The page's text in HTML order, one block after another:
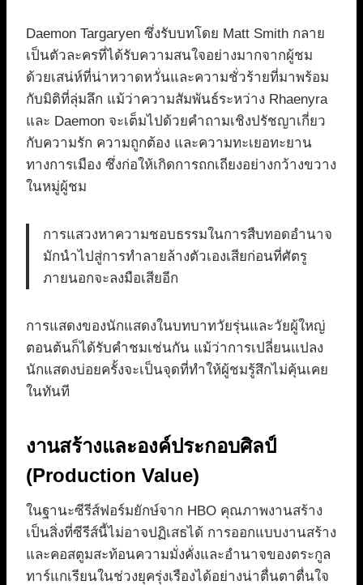
Daemon Targaryen ซึ่งรับบทโดย Matt Smith กลาย
เป็นตัวละครที่ได้รับความสนใจอย่างมากจากผู้ชม
ด้วยเสน่ห์ที่น่าหวาดหวั่นและความชั่วร้ายที่มาพร้อม
กับมิติที่ลุ่มลึก แม้ว่าความสัมพันธ์ระหว่าง Rhaenyra
และ Daemon จะเต็มไปด้วยคำถามเชิงปรัชญาเกี่ยว
กับความรัก ความถูกต้อง และความทะเยอทะยาน
ทางการเมือง ซึ่งก่อให้เกิดการถกเถียงอย่างกว้างขวาง
ในหมู่ผู้ชม
การแสวงหาความชอบธรรมในการสืบทอดอำนาจ
มักนำไปสู่การทำลายล้างตัวเองเสียก่อนที่ศัตรู
ภายนอกจะลงมือเสียอีก
การแสดงของนักแสดงในบทบาทวัยรุ่นและวัยผู้ใหญ่
ตอนต้นก็ได้รับคำชมเช่นกัน แม้ว่าการเปลี่ยนแปลง
นักแสดงบ่อยครั้งจะเป็นจุดที่ทำให้ผู้ชมรู้สึกไม่คุ้นเคย
ในทันที
งานสร้างและองค์ประกอบศิลป์
(Production Value)
ในฐานะซีรีส์ฟอร์มยักษ์จาก HBO คุณภาพงานสร้าง
เป็นสิ่งที่ซีรีส์นี้ไม่อาจปฏิเสธได้ การออกแบบงานสร้าง
และคอสตูมสะท้อนความมั่งคั่งและอำนาจของตระกูล
ทาร์แกเรียนในช่วงยุครุ่งเรืองได้อย่างน่าตื่นตาตื่นใจ